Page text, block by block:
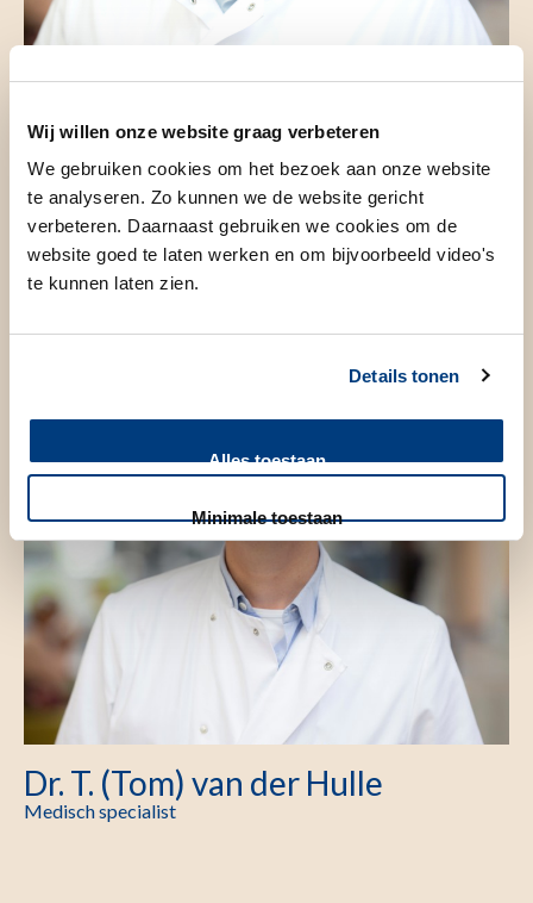
Wij willen onze website graag verbeteren
We gebruiken cookies om het bezoek aan onze website
te analyseren. Zo kunnen we de website gericht
verbeteren. Daarnaast gebruiken we cookies om de
website goed te laten werken en om bijvoorbeeld video's
te kunnen laten zien.
Details tonen
Alles toestaan
Minimale toestaan
Drs. E.J. (Erik) van Gennep
Uroloog
Dr. T. (Tom) van der Hulle
Medisch specialist